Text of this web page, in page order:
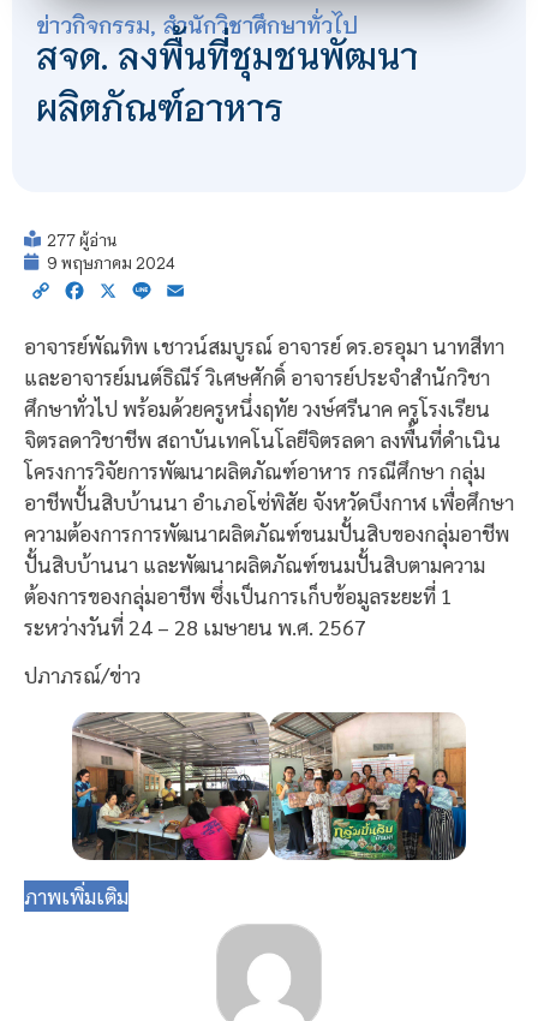
ข่าวกิจกรรม,สำนักวิชาศึกษาทั่วไป
สจด. ลงพื้นที่ชุมชนพัฒนา
ผลิตภัณฑ์อาหาร
277 ผู้อ่าน
9 พฤษภาคม 2024
Copy Facebook
X Line
อาจารย์พัณทิพ เชาวน์สมบูรณ์ อาจารย์ ดร.อรอุมา นาทสีทา
และอาจารย์มนต์ธิณีร์ วิเศษศักดิ์ อาจารย์ประจำสำนักวิชา
ศึกษาทั่วไป พร้อมด้วยครูหนึ่งฤทัย วงษ์ศรีนาค ครูโรงเรียน
จิตรลดาวิชาชีพ สถาบันเทคโนโลยีจิตรลดา ลงพื้นที่ดำเนิน
โครงการวิจัยการพัฒนาผลิตภัณฑ์อาหาร กรณีศึกษา กลุ่ม
อาชีพปั้นสิบบ้านนา อำเภอโซ่พิสัย จังหวัดบึงกาฬ เพื่อศึกษา
ความต้องการการพัฒนาผลิตภัณฑ์ขนมปั้นสิบของกลุ่มอาชีพ
ปั้นสิบบ้านนา และพัฒนาผลิตภัณฑ์ขนมปั้นสิบตามความ
ต้องการของกลุ่มอาชีพ ซึ่งเป็นการเก็บข้อมูลระยะที่ 1
ระหว่างวันที่ 24 – 28 เมษายน พ.ศ. 2567
ปภาภรณ์/ข่าว
ภาพเพิ่มเติม